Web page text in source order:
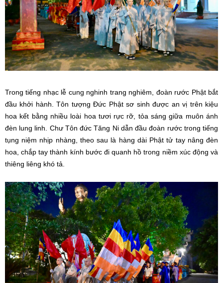
Trong tiếng nhạc lễ cung nghinh trang nghiêm, đoàn rước Phật bắt
đầu khởi hành. Tôn tượng Đức Phật sơ sinh được an vị trên kiệu
hoa kết bằng nhiều loài hoa tươi rực rỡ, tỏa sáng giữa muôn ánh
đèn lung linh. Chư Tôn đức Tăng Ni dẫn đầu đoàn rước trong tiếng
tụng niệm nhịp nhàng, theo sau là hàng dài Phật tử tay nâng đèn
hoa, chắp tay thành kính bước đi quanh hồ trong niềm xúc động và
thiêng liêng khó tả.